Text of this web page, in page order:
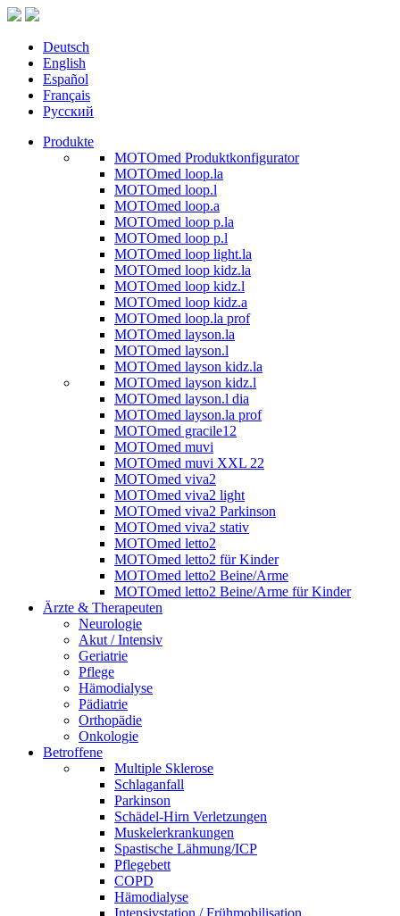
Deutsch
English
Español
Français
Русский
Produkte
MOTOmed Produktkonfigurator
MOTOmed loop.la
MOTOmed loop.l
MOTOmed loop.a
MOTOmed loop p.la
MOTOmed loop p.l
MOTOmed loop light.la
MOTOmed loop kidz.la
MOTOmed loop kidz.l
MOTOmed loop kidz.a
MOTOmed loop.la prof
MOTOmed layson.la
MOTOmed layson.l
MOTOmed layson kidz.la
MOTOmed layson kidz.l
MOTOmed layson.l dia
MOTOmed layson.la prof
MOTOmed gracile12
MOTOmed muvi
MOTOmed muvi XXL 22
MOTOmed viva2
MOTOmed viva2 light
MOTOmed viva2 Parkinson
MOTOmed viva2 stativ
MOTOmed letto2
MOTOmed letto2 für Kinder
MOTOmed letto2 Beine/Arme
MOTOmed letto2 Beine/Arme für Kinder
Ärzte & Therapeuten
Neurologie
Akut / Intensiv
Geriatrie
Pflege
Hämodialyse
Pädiatrie
Orthopädie
Onkologie
Betroffene
Multiple Sklerose
Schlaganfall
Parkinson
Schädel-Hirn Verletzungen
Muskelerkrankungen
Spastische Lähmung/ICP
Pflegebett
COPD
Hämodialyse
Intensivstation / Frühmobilisation